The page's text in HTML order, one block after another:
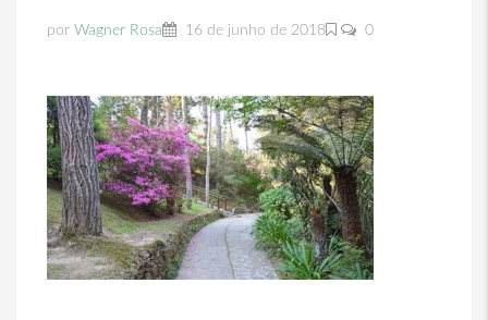
por Wagner Rosa 16 de junho de 2018 0